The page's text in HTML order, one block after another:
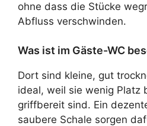
ohne dass die Stücke
Abfluss verschwinden.
Was ist im Gäste-WC
Dort sind kleine, gut
ideal, weil sie wenig Platz
griffbereit sind. Ein
saubere Schale sorgen